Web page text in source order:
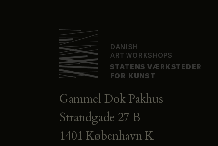
Gammel Dok Pakhus
Strandgade 27 B
1401 København K